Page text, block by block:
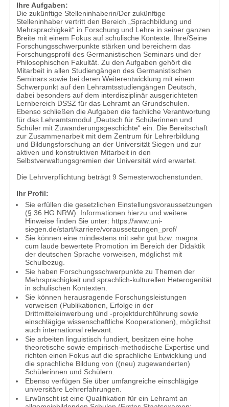
Ihre Aufgaben:
Die zukünftige Stelleninhaberin/Der zukünftige
Stelleninhaber vertritt den Bereich „Sprachbildung und
Mehrsprachigkeit“ in Forschung und Lehre in seiner ganzen
Breite mit einem Fokus auf schulische Kontexte. Ihre/Seine
Forschungsschwerpunkte stärken und bereichern das
Forschungsprofil des Germanistischen Seminars und der
Philosophischen Fakultät. Zu den Aufgaben gehört die
Mitarbeit in allen Studiengängen des Germanistischen
Seminars sowie bei deren Weiterentwicklung mit einem
Schwerpunkt auf den Lehramtsstudiengängen Deutsch,
dabei besonders auf dem interdisziplinär ausgerichteten
Lernbereich DSSZ für das Lehramt an Grundschulen.
Ebenso schließen die Aufgaben die fachliche Verantwortung
für das Lehramtsmodul „Deutsch für Schülerinnen und
Schüler mit Zuwanderungsgeschichte“ ein. Die Bereitschaft
zur Zusammenarbeit mit dem Zentrum für Lehrerbildung
und Bildungsforschung an der Universität Siegen und zur
aktiven und konstruktiven Mitarbeit in den
Selbstverwaltungsgremien der Universität wird erwartet.
Die Lehrverpflichtung beträgt 9 Semesterwochenstunden.
Ihr Profil:
Sie erfüllen die gesetzlichen Einstellungsvoraussetzungen
(§ 36 HG NRW). Informationen hierzu und weitere
Hinweise finden Sie unter: https://www.uni-
siegen.de/start/karriere/voraussetzungen_prof/
Sie können eine mindestens mit sehr gut bzw. magna
cum laude bewertete Promotion im Bereich der Didaktik
der deutschen Sprache vorweisen, möglichst mit
Schulbezug.
Sie haben Forschungsschwerpunkte zu Themen der
Mehrsprachigkeit und sprachlich-kulturellen Heterogenität
in schulischen Kontexten.
Sie können herausragende Forschungsleistungen
vorweisen (Publikationen, Erfolge in der
Drittmitteleinwerbung und -projektdurchführung sowie
einschlägige wissenschaftliche Kooperationen), möglichst
auch international relevant.
Sie arbeiten linguistisch fundiert, besitzen eine hohe
theoretische sowie empirisch-methodische Expertise und
richten einen Fokus auf die sprachliche Entwicklung und
die sprachliche Bildung von ((neu) zugewanderten)
Schülerinnen und Schülern.
Ebenso verfügen Sie über umfangreiche einschlägige
universitäre Lehrerfahrungen.
Erwünscht ist eine Qualifikation für ein Lehramt an